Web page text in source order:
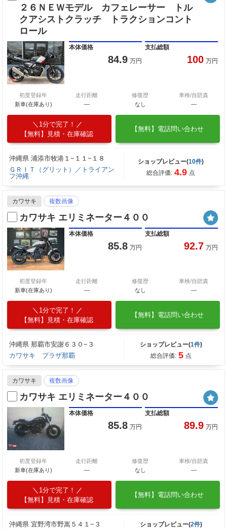
２６ＮＥＷモデル カフェレーサー トル
クアシストクラッチ トラクションコント
ロール
本体価格
84.9 万円
支払総額
100 万円
初度登録年
新車(在庫あり)
走行距離
―
修復歴
なし
車検/自賠責
―
1分で完了！
【無料】見積・在庫確認
【無料】電話問い合わせ
沖縄県 浦添市牧港１−１１−１８
ＧＲＩＴ（グリット）／トライアン
フ沖縄
ショップレビュー(10件)
総合評価: 4.9 点
カワサキ 複数画像
カワサキ エリミネーター４００
本体価格
85.8 万円
支払総額
92.7 万円
初度登録年
新車(在庫あり)
走行距離
―
修復歴
なし
車検/自賠責
―
1分で完了！
【無料】見積・在庫確認
【無料】電話問い合わせ
沖縄県 那覇市安謝６３０−３
カワサキ プラザ那覇
ショップレビュー(1件)
総合評価: 5 点
カワサキ 複数画像
カワサキ エリミネーター４００
本体価格
85.8 万円
支払総額
89.9 万円
初度登録年
新車(在庫あり)
走行距離
―
修復歴
なし
車検/自賠責
―
1分で完了！
【無料】見積・在庫確認
【無料】電話問い合わせ
沖縄県 宜野湾市野嵩５４１−３
ショップレビュー(2件)